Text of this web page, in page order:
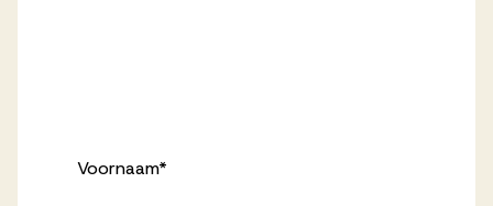
Voornaam*